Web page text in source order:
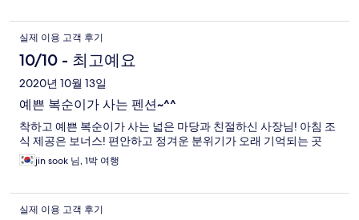
실제 이용 고객 후기
10/10 - 최고예요
2020년 10월 13일
예쁜 복순이가 사는 펜션~^^
착하고 예쁜 복순이가 사는 넓은 마당과 친절하신 사장님! 아침 조
식 제공은 보너스! 편안하고 정겨운 분위기가 오래 기억되는 곳
jin sook 님, 1박 여행
실제 이용 고객 후기